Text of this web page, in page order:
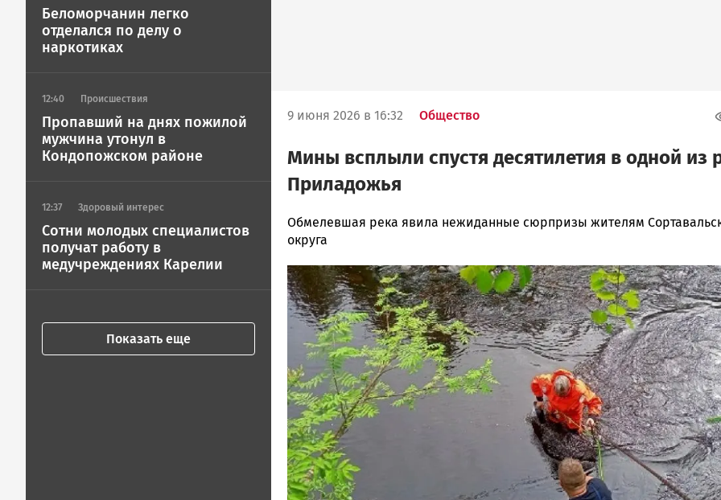
Беломорчанин легко
отделался по делу о
наркотиках
12:40 Происшествия
Пропавший на днях пожилой
мужчина утонул в
Кондопожском районе
12:37 Здоровый интерес
Сотни молодых специалистов
получат работу в
медучреждениях Карелии
Показать еще
9 июня 2026 в 16:32 Общество
Мины всплыли спустя десятилетия в одной из
Приладожья
Наталья
Колоко…
Петрозаводска
и
Карелии
|
Петрозаводск
ГОВОРИТ
Обмелевшая река явила нежиданные сюрпризы жителям
округа
Image